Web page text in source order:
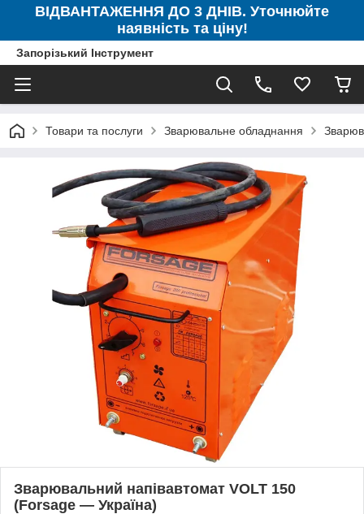
ВІДВАНТАЖЕННЯ ДО 3 ДНІВ. Уточнюйте
наявність та ціну!
Запорізький Інструмент
Товари та послуги Зварювальне обладнання
Зварювальний напівавтомат VOLT 150
(Forsage — Україна)